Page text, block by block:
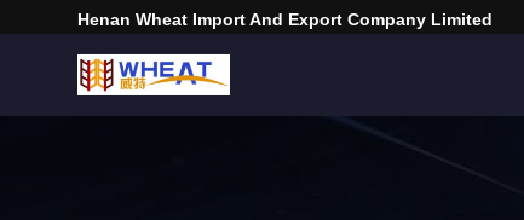
Henan Wheat Import And Export Company Limited